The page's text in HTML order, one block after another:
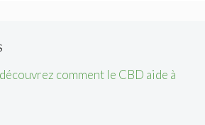
comment le CBD aide à